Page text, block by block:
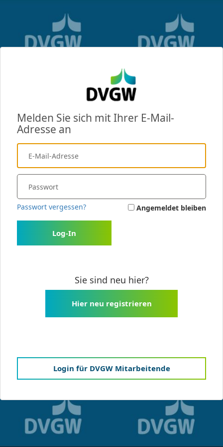
Melden Sie sich mit Ihrer E-Mail-
Adresse an
Passwort vergessen? Angemeldet bleiben
Log-In
Sie sind neu hier?
Hier neu registrieren
Login für DVGW Mitarbeitende